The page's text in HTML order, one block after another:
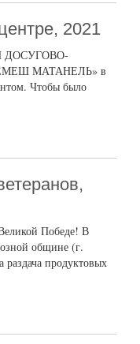
2021
ДОСУГОВО-
МАТАНЕЛЬ» в
Чтобы было
Победе! В
общине (г.
продуктовых